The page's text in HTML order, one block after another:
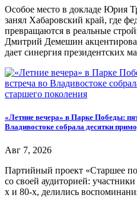
Особое место в докладе Юрия
занял Хабаровский край, где
превращаются в реальные
Дмитрий Демешин
дает синергия президентских
«Летние вечера» в Парке Победы:
Владивостоке собрала десятки
Авг 7, 2026
Партийный проект «Старшее
со своей аудиторией:
х и 80-х, делились